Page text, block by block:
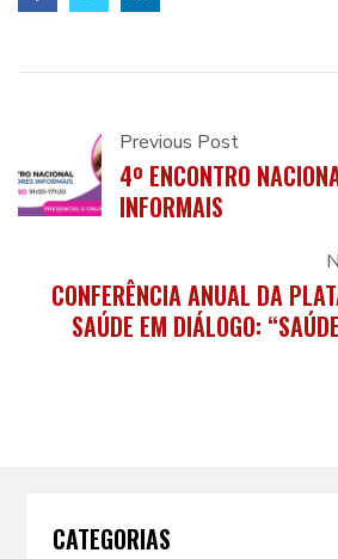
Previous Post
4º ENCONTRO
INFORMAIS
CONFERÊNCIA ANUAL DA
SAÚDE EM DIÁLOGO:
CATEGORIAS